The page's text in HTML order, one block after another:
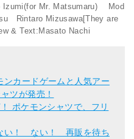
Mr. Matsumaru) Mod
Rintaro Mizusawa[They are
& Text:Masato Nachi
ンカードゲームと人気アー
ツが発売！
ポケモンシャツで、フリ
い！ ない！ 再販を待ち